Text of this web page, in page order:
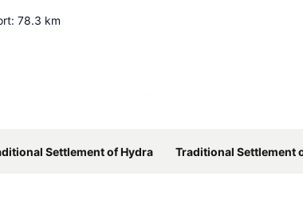
: 78.3 km
Settlement of Hydra Traditional Settlement